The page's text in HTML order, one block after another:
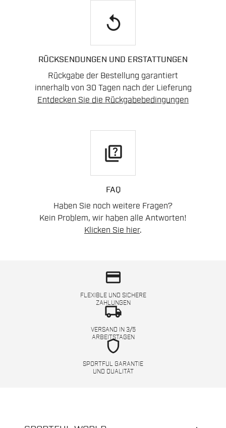
replay
RÜCKSENDUNGEN UND ERSTATTUNGEN
Rückgabe der Bestellung garantiert
innerhalb von 30 Tagen nach der Lieferung
Entdecken Sie die Rückgabebedingungen
quiz
FAQ
Haben Sie noch weitere Fragen?
Kein Problem, wir haben alle Antworten!
Klicken Sie hier.
credit_card
FLEXIBLE UND SICHERE
ZAHLUNGEN
local_shipping
VERSAND IN 3/5
ARBEITSTAGEN
shield
SPORTFUL GARANTIE
UND QUALITÄT